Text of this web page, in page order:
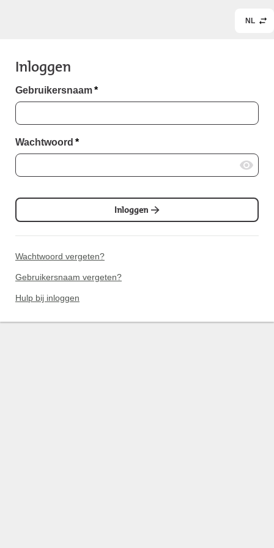
NL
Inloggen
Gebruikersnaam*
Wachtwoord *
Inloggen
Wachtwoord vergeten?
Gebruikersnaam vergeten?
Hulp bij inloggen